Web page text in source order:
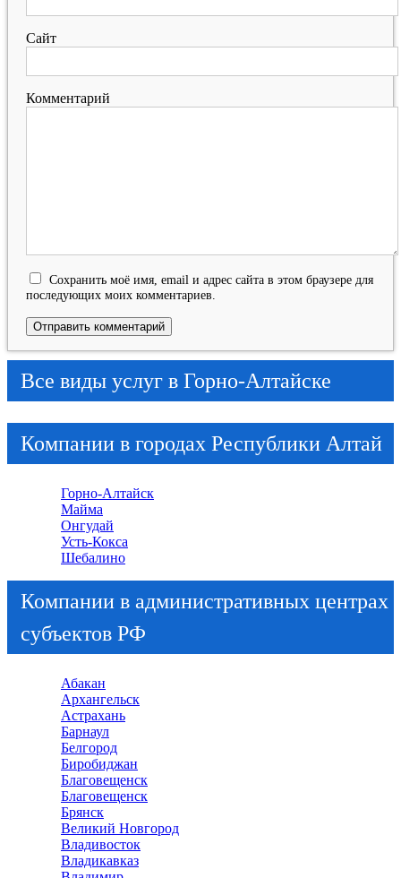
Сайт
Комментарий
Сохранить моё имя, email и адрес сайта в этом браузере для
последующих моих комментариев.
Все виды услуг в Горно-Алтайске
Компании в городах Республики Алтай
Горно-Алтайск
Майма
Онгудай
Усть-Кокса
Шебалино
Компании в административных центрах
субъектов РФ
Абакан
Архангельск
Астрахань
Барнаул
Белгород
Биробиджан
Благовещенск
Благовещенск
Брянск
Великий Новгород
Владивосток
Владикавказ